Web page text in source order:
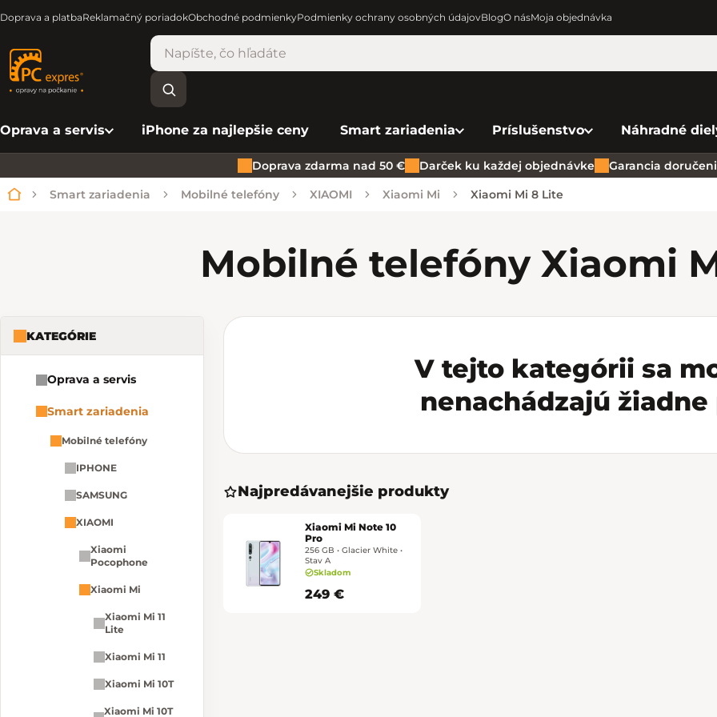
Doprava a platbaReklamačný poriadokObchodné podmienkyPodmienky ochrany osobných údajovBlogO násMoja objednávka
Oprava a servis iPhone za najlepšie ceny Smart zariadenia Príslušenstvo Náhradné
Doprava zdarma nad 50 € Darček ku každej objednávke Garancia
Domov
Smart zariadenia Mobilné telefóny XIAOMI Xiaomi Mi Xiaomi Mi 8 Lite
Mobilné telefóny Xiaomi
Bočný panel
KATEGÓRIE
Oprava a servis
Smart zariadenia
Mobilné telefóny
IPHONE
SAMSUNG
XIAOMI
Xiaomi
Pocophone
Xiaomi Mi
Xiaomi Mi 11
Lite
Xiaomi Mi 11
Xiaomi Mi 10T
Xiaomi Mi 10T
V tejto kategórii sa
nenachádzajú
Najpredávanejšie produkty
Xiaomi Mi Note 10
Pro
256 GB • Glacier White •
Stav A
Skladom
249 €